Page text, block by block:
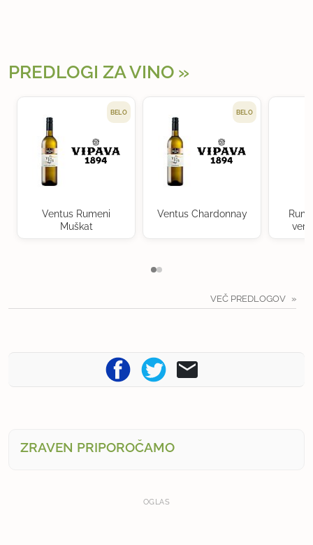
PREDLOGI ZA VINO
BELO
Ventus Rumeni
Muškat
BELO
Ventus Chardonnay
VEČ PREDLOGOV
ZRAVEN PRIPOROČAMO
OGLAS